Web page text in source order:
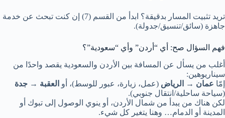
تريد تثبيت المسار بدقيقة؟ ابدأ من القسم (7)
إن كنت تبحث عن خدمة
جاهزة (سائق/تنسيق/جدولة).
فهم السؤال صح: أي “أردن” وأي “سعودية”؟
أغلب من يسأل عن المسافة بين الأردن والسعودية يقصد واحدًا من
سيناريوهين:
إمّا عمان → الرياض (عمل، زيارة، عبور للوسط)، أو العقبة → جدة
(سياحة ساحلية/انتقال جنوبي).
لكن هناك من يبدأ من شمال الأردن، أو ينوي الوصول إلى تبوك أو
المدينة أو الدمام… وهنا يتغير كل شيء.